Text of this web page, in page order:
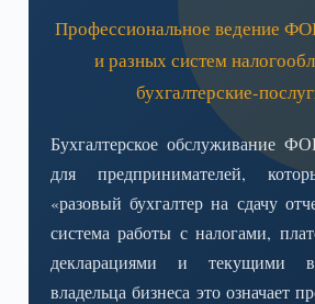
Профессиональное ведение
и разных систем
бухгалтерские-
Бухгалтерское обслуживание
для предпринимателей,
«разовый бухгалтер на сдачу
система работы с налогами,
декларациями и текущими
владельца бизнеса это означает